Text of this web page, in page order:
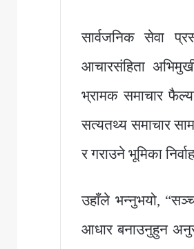
सार्वजनिक सेवा
आचारसंहिता
भ्रामक समाचार
सत्यतथ्य समाचार
र गराउने भूमिका
उहाँले भन्नुभयो,
आधार बनाउनुहुन